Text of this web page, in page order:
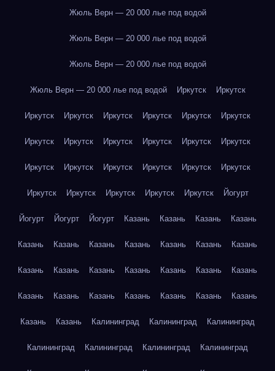
Жюль Верн — 20 000 лье под водой
Жюль Верн — 20 000 лье под водой
Жюль Верн — 20 000 лье под водой
Жюль Верн — 20 000 лье под водой Иркутск Иркутск
Иркутск Иркутск Иркутск Иркутск Иркутск Иркутск
Иркутск Иркутск Иркутск Иркутск Иркутск Иркутск
Иркутск Иркутск Иркутск Иркутск Иркутск Иркутск
Иркутск Иркутск Иркутск Иркутск Иркутск Йогурт
Йогурт Йогурт Йогурт Казань Казань Казань Казань
Казань Казань Казань Казань Казань Казань Казань
Казань Казань Казань Казань Казань Казань Казань
Казань Казань Казань Казань Казань Казань Казань
Казань Казань Калининград Калининград Калининград
Калининград Калининград Калининград Калининград